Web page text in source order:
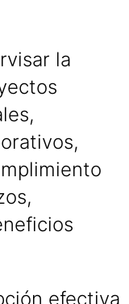
la
efectiva